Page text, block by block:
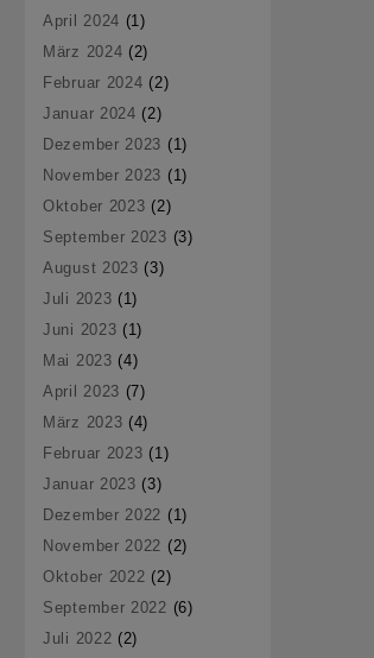
April 2024 (1)
März 2024 (2)
Februar 2024 (2)
Januar 2024 (2)
Dezember 2023 (1)
November 2023 (1)
Oktober 2023 (2)
September 2023 (3)
August 2023 (3)
Juli 2023 (1)
Juni 2023 (1)
Mai 2023 (4)
April 2023 (7)
März 2023 (4)
Februar 2023 (1)
Januar 2023 (3)
Dezember 2022 (1)
November 2022 (2)
Oktober 2022 (2)
September 2022 (6)
Juli 2022 (2)